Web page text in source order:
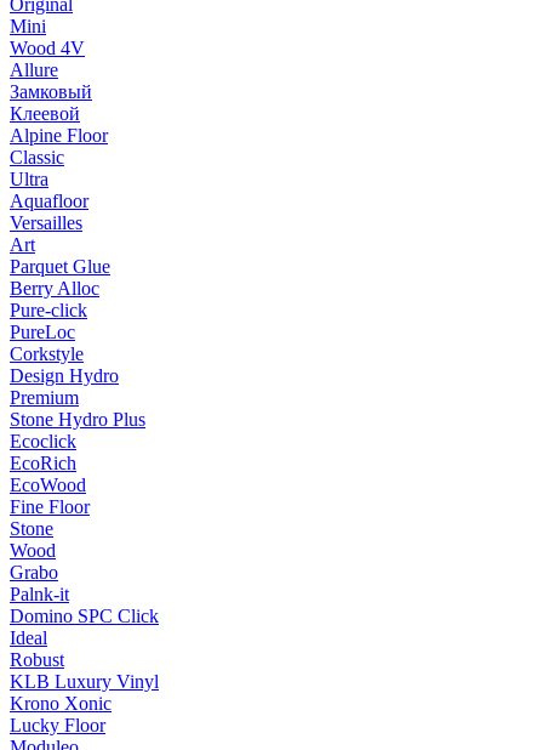
Original
Mini
Wood 4V
Allure
Замковый
Клеевой
Alpine Floor
Classic
Ultra
Aquafloor
Versailles
Art
Parquet Glue
Berry Alloc
Pure-click
PureLoc
Corkstyle
Design Hydro
Premium
Stone Hydro Plus
Ecoclick
EcoRich
EcoWood
Fine Floor
Stone
Wood
Grabo
Palnk-it
Domino SPC Click
Ideal
Robust
KLB Luxury Vinyl
Krono Xonic
Lucky Floor